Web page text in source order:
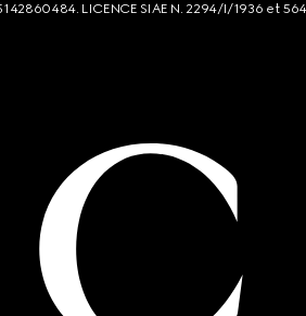
LICENCE SIAE N. 2294/I/1936 et